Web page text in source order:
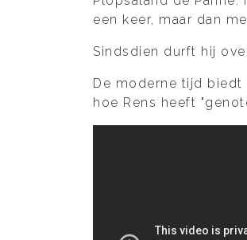
een keer, maar dan
Sindsdien durft hij
De moderne tijd
hoe Rens heeft